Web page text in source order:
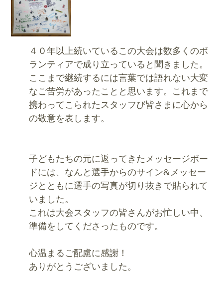
４０年以上続いているこの大会は数多くのボ
ランティアで成り立っていると聞きました。
ここまで継続するには言葉では語れない大変
なご苦労があったことと思います。これまで
携わってこられたスタッフび皆さまに心から
の敬意を表します。
子どもたちの元に返ってきたメッセージボー
ドには、なんと選手からのサイン&メッセー
ジとともに選手の写真が切り抜きで貼られて
いました。
これは大会スタッフの皆さんがお忙しい中、
準備をしてくださったものです。
心温まるご配慮に感謝！
ありがとうございました。